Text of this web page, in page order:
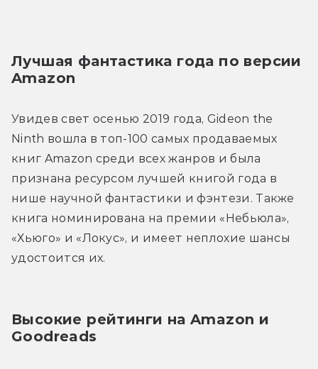
Лучшая фантастика года по версии
Amazon
Увидев свет осенью 2019 года, Gideon the
Ninth вошла в топ-100 самых продаваемых
книг Amazon среди всех жанров и была
признана ресурсом лучшей книгой года в
нише научной фантастики и фэнтези. Также
книга номинирована на премии «Небьюла»,
«Хьюго» и «Локус», и имеет неплохие шансы
удостоится их.
Высокие рейтинги на Amazon и
Goodreads